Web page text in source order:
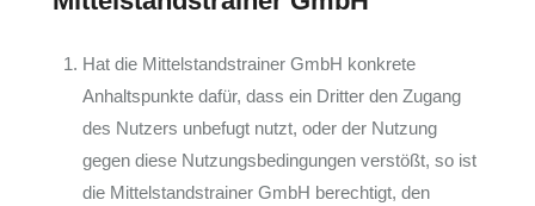
Hat die Mittelstandstrainer GmbH konkrete
Anhaltspunkte dafür, dass ein Dritter den Zugang
des Nutzers unbefugt nutzt, oder der Nutzung
gegen diese Nutzungsbedingungen verstößt, so ist
die Mittelstandstrainer GmbH berechtigt, den